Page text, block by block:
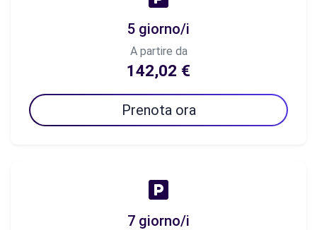
5 giorno/i
A partire da
142,02 €
Prenota ora
7 giorno/i